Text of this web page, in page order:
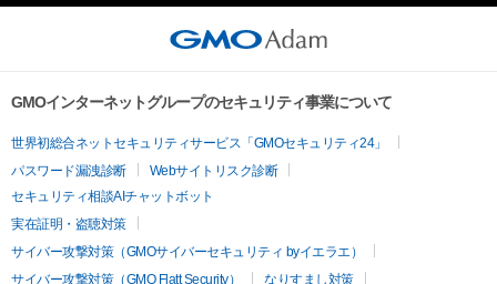
GMOインターネットグループのセキュリティ事業について
世界初総合ネットセキュリティサービス「GMOセキュリティ24」
パスワード漏洩診断
Webサイトリスク診断
セキュリティ相談AIチャットボット
実在証明・盗聴対策
サイバー攻撃対策（GMOサイバーセキュリティ byイエラエ）
サイバー攻撃対策（GMO Flatt Security）
なりすまし対策